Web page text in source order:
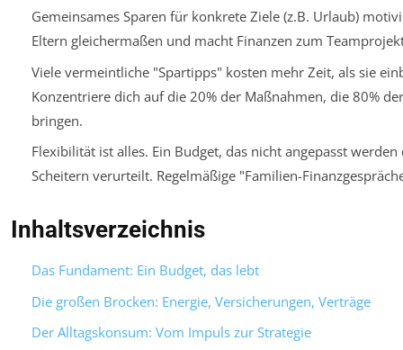
Gemeinsames Sparen für konkrete Ziele (z.B. Urlaub)
Eltern gleichermaßen und macht Finanzen zum
Viele vermeintliche "Spartipps" kosten mehr Zeit, als sie
Konzentriere dich auf die 20% der Maßnahmen, die 80%
bringen.
Flexibilität ist alles. Ein Budget, das nicht angepasst
Scheitern verurteilt. Regelmäßige "Familien-
Inhaltsverzeichnis
Das Fundament: Ein Budget, das lebt
Die großen Brocken: Energie, Versicherungen, Verträge
Der Alltagskonsum: Vom Impuls zur Strategie